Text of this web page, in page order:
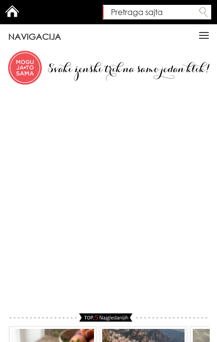
Search form
Pretraga sajta
NAVIGACIJA